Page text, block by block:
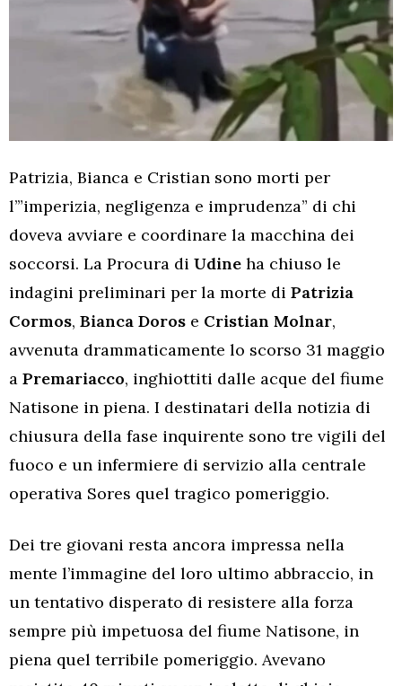
Patrizia, Bianca e Cristian sono morti per
l’”imperizia, negligenza e imprudenza” di chi
doveva avviare e coordinare la macchina dei
soccorsi. La Procura di Udine ha chiuso le
indagini preliminari per la morte di Patrizia
Cormos, Bianca Doros e Cristian Molnar,
avvenuta drammaticamente lo scorso 31 maggio
a Premariacco, inghiottiti dalle acque del fiume
Natisone in piena. I destinatari della notizia di
chiusura della fase inquirente sono tre vigili del
fuoco e un infermiere di servizio alla centrale
operativa Sores quel tragico pomeriggio.
Dei tre giovani resta ancora impressa nella
mente l’immagine del loro ultimo abbraccio, in
un tentativo disperato di resistere alla forza
sempre più impetuosa del fiume Natisone, in
piena quel terribile pomeriggio. Avevano